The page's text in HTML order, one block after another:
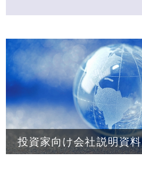
投資家向け会社説明資料